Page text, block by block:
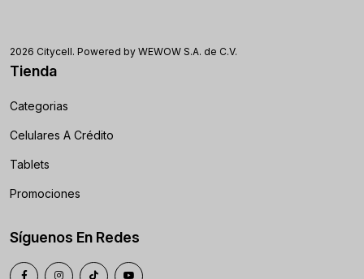
2026 Citycell. Powered by WEWOW S.A. de C.V.
Tienda
Categorias
Celulares A Crédito
Tablets
Promociones
Síguenos En Redes